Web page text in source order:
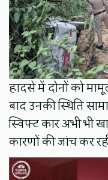
हादसे में दोनों को
बाद उनकी स्थिति
स्विफ्ट कार अभी भी
कारणों की जांच कर